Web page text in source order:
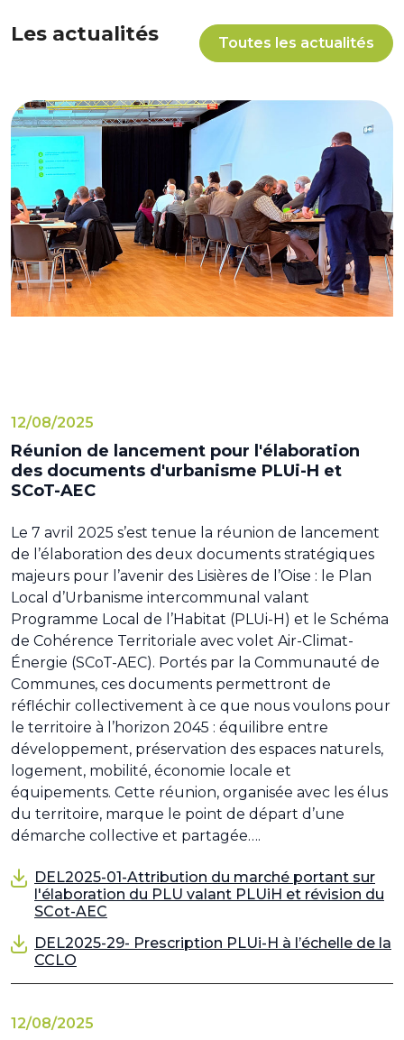
Les actualités Toutes les actualités
12/08/2025
Réunion de lancement pour l'élaboration
des documents d'urbanisme PLUi-H et
SCoT-AEC
Le 7 avril 2025 s’est tenue la réunion de lancement
de l’élaboration des deux documents stratégiques
majeurs pour l’avenir des Lisières de l’Oise : le Plan
Local d’Urbanisme intercommunal valant
Programme Local de l’Habitat (PLUi-H) et le Schéma
de Cohérence Territoriale avec volet Air-Climat-
Énergie (SCoT-AEC). Portés par la Communauté de
Communes, ces documents permettront de
réfléchir collectivement à ce que nous voulons pour
le territoire à l’horizon 2045 : équilibre entre
développement, préservation des espaces naturels,
logement, mobilité, économie locale et
équipements. Cette réunion, organisée avec les élus
du territoire, marque le point de départ d’une
démarche collective et partagée….
DEL2025-01-Attribution du marché portant sur
l'élaboration du PLU valant PLUiH et révision du
SCot-AEC
DEL2025-29- Prescription PLUi-H à l’échelle de la
CCLO
12/08/2025